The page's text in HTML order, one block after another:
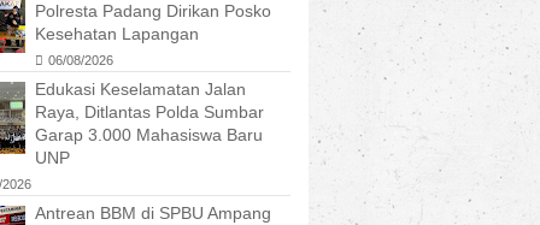
Polresta Padang Dirikan Posko
Kesehatan Lapangan
06/08/2026
Edukasi Keselamatan Jalan
Raya, Ditlantas Polda Sumbar
Garap 3.000 Mahasiswa Baru
UNP
Antrean BBM di SPBU Ampang